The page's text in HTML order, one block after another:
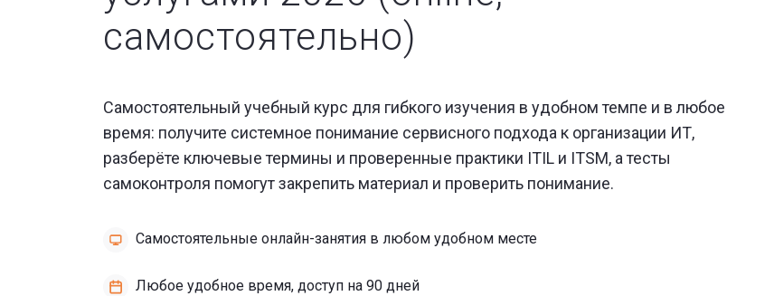
самостоятельно)
Самостоятельный учебный курс для гибкого изучения в удобном темпе и в любое
время: получите системное понимание сервисного подхода к организации ИТ,
разберёте ключевые термины и проверенные практики ITIL и ITSM, а тесты
самоконтроля помогут закрепить материал и проверить понимание.
Самостоятельные онлайн-занятия в любом удобном месте
Любое удобное время, доступ на 90 дней